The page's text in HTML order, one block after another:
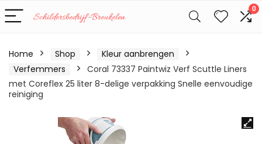
0
Home Shop
Kleur aanbrengen
Verfemmers
Coral 73337 Paintwiz Verf Scuttle Liners
met Coreflex 25 liter 8-delige verpakking Snelle eenvoudige
reiniging